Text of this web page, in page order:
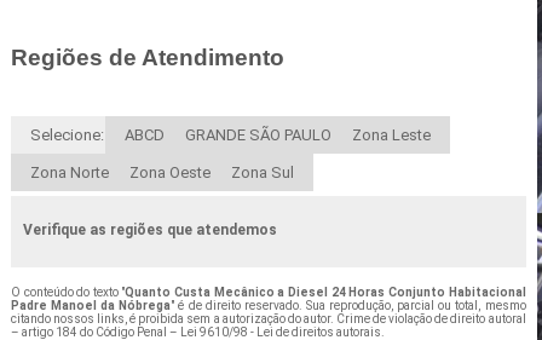
Regiões de Atendimento
Selecione: ABCD GRANDE SÃO PAULO Zona Leste
Zona Norte Zona Oeste Zona Sul
Verifique as regiões que atendemos
O conteúdo do texto "Quanto Custa Mecânico a Diesel 24 Horas Conjunto Habitacional
Padre Manoel da Nóbrega" é de direito reservado. Sua reprodução, parcial ou total, mesmo
citando nossos links, é proibida sem a autorização do autor. Crime de violação de direito autoral
– artigo 184 do Código Penal – Lei 9610/98 - Lei de direitos autorais.